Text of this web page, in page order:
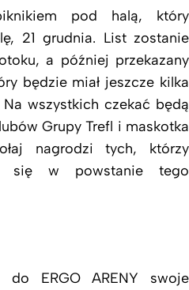
pod halą, który
21 grudnia. List zostanie
a później przekazany
będzie miał jeszcze kilka
wszystkich czekać będą
Grupy Trefl i maskotka
nagrodzi tych, którzy
się w powstanie tego
do ERGO ARENY swoje